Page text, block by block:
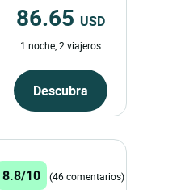
86.65 USD
1 noche, 2 viajeros
Descubra
8.8/10 (46 comentarios)